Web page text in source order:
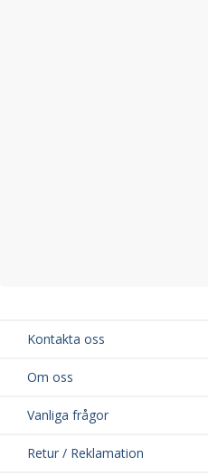
Kontakta oss
Om oss
Vanliga frågor
Retur / Reklamation